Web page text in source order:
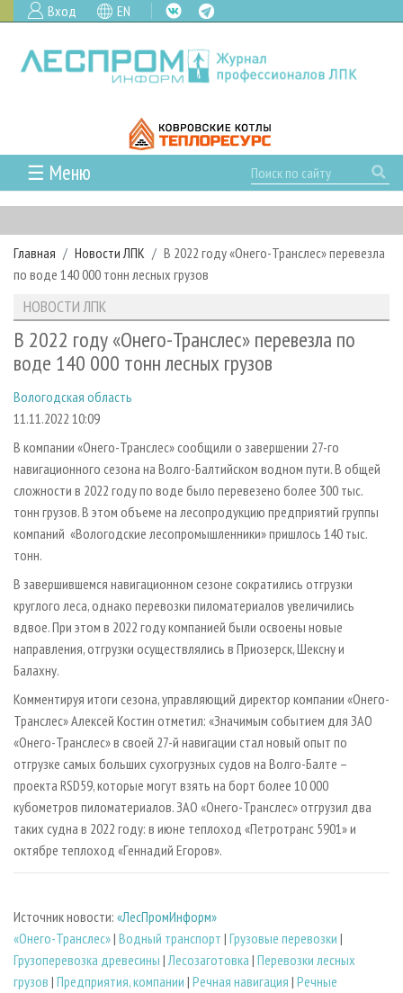
Вход EN
☰ Меню
ГЛАВНАЯ
РУБРИКИ И ТЕМЫ
РУБРИКИ ЖУРНАЛА
ЛЕСОЗАГОТОВКА
ЛЕСОПИЛЕНИЕ
СУШКА ДРЕВЕСИНЫ
ПРОИЗВОДСТВО ДРЕВЕСНЫХ ПЛИТ
ДЕРЕВЯННОЕ ДОМОСТРОЕНИЕ
ПРОИЗВОДСТВО МЕБЕЛИ
БИОЭНЕРГЕТИКА
ЦБП
ИНСТРУМЕНТ И МАТЕРИАЛЫ
НОВОСТИ
НОВОСТИ ЛПК
НОВОСТИ ЖУРНАЛА
ПРОЕКТЫ ЛПИ
АНАЛИТИКА
ПРЕДПРИЯТИЯ ЛПК
ПЕРСОНЫ
МОБИЛЬНЫЕ ВЫСТАВКИ
ОФИЦИАЛЬНЫЕ ДЕЛЕГАЦИИ
ПРИОРИТЕТНЫЕ ИНВЕСТПРОЕКТЫ
RUSSIAN FORESTRY REVIEW
ГАЗЕТА ЛЕСПРОМФОРУМ
БИБЛИОТЕКА СПЕЦИАЛИСТА
АРХИВ
АРХИВ ЖУРНАЛОВ
О ЖУРНАЛЕ
ПОДПИСКА
КОНТАКТЫ
РЕКЛАМОДАТЕЛЯМ
РЕКЛАМА
РЕКЛАМА НА САЙТЕ
Главная Новости ЛПК
В 2022 году «Онего-Транслес» перевезла
по воде 140 000 тонн лесных грузов
НОВОСТИ ЛПК
В 2022 году «Онего-Транслес» перевезла по
воде 140 000 тонн лесных грузов
Вологодская область
11.11.2022 10:09
В компании «Онего-Транслес» сообщили о завершении 27-го
навигационного сезона на Волго-Балтийском водном пути. В общей
сложности в 2022 году по воде было перевезено более 300 тыс.
тонн грузов. В этом объеме на лесопродукцию предприятий группы
компаний «Вологодские лесопромышленники» пришлось 140 тыс.
тонн.
В завершившемся навигационном сезоне сократились отгрузки
круглого леса, однако перевозки пиломатериалов увеличились
вдвое. При этом в 2022 году компанией были освоены новые
направления, отгрузки осуществлялись в Приозерск, Шексну и
Балахну.
Комментируя итоги сезона, управляющий директор компании «Онего-
Транслес» Алексей Костин отметил: «Значимым событием для ЗАО
«Онего-Транслес» в своей 27-й навигации стал новый опыт по
отгрузке самых больших сухогрузных судов на Волго-Балте –
проекта RSD59, которые могут взять на борт более 10 000
кубометров пиломатериалов. ЗАО «Онего-Транслес» отгрузил два
таких судна в 2022 году: в июне теплоход «Петротранс 5901» и
октябре теплоход «Геннадий Егоров».
Источник новости: «ЛесПромИнформ»
«Онего-Транслес»| Водный транспорт | Грузовые перевозки |
Грузоперевозка древесины |Лесозаготовка | Перевозки лесных
грузов | Предприятия, компании | Речная навигация | Речные